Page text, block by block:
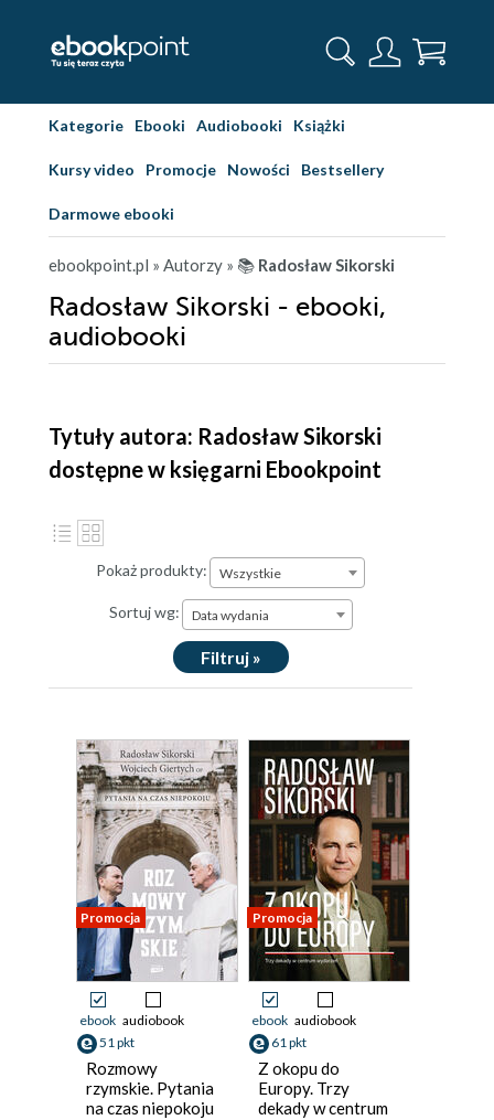
Kategorie Ebooki Audiobooki Książki
Kursy video Promocje Nowości Bestsellery
Darmowe ebooki
ebookpoint.pl » Autorzy » 📚 Radosław Sikorski
Radosław Sikorski - ebooki,
audiobooki
Tytuły autora: Radosław Sikorski
dostępne w księgarni Ebookpoint
Pokaż produkty: Wszystkie
Sortuj wg: Data wydania
Filtruj »
Promocja
ebook audiobook
51 pkt
Rozmowy
rzymskie. Pytania
na czas niepokoju
Promocja
ebook audiobook
61 pkt
Z okopu do
Europy. Trzy
dekady w centrum